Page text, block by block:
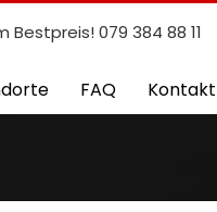
Bestpreis! 079 384 88 11
FAQ Kontakt